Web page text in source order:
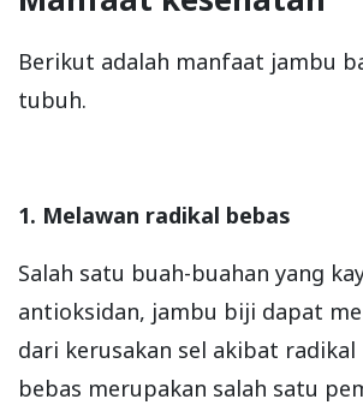
Berikut adalah manfaat jambu
tubuh.
1. Melawan radikal bebas
Salah satu buah-buahan yang
antioksidan, jambu biji dapat
dari kerusakan sel akibat radikal
bebas merupakan salah satu